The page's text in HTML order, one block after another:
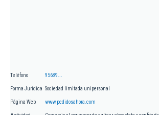
Teléfono 95689...
Forma Jurídica Sociedad limitada unipersonal
Página Web www.pedidosahora.com